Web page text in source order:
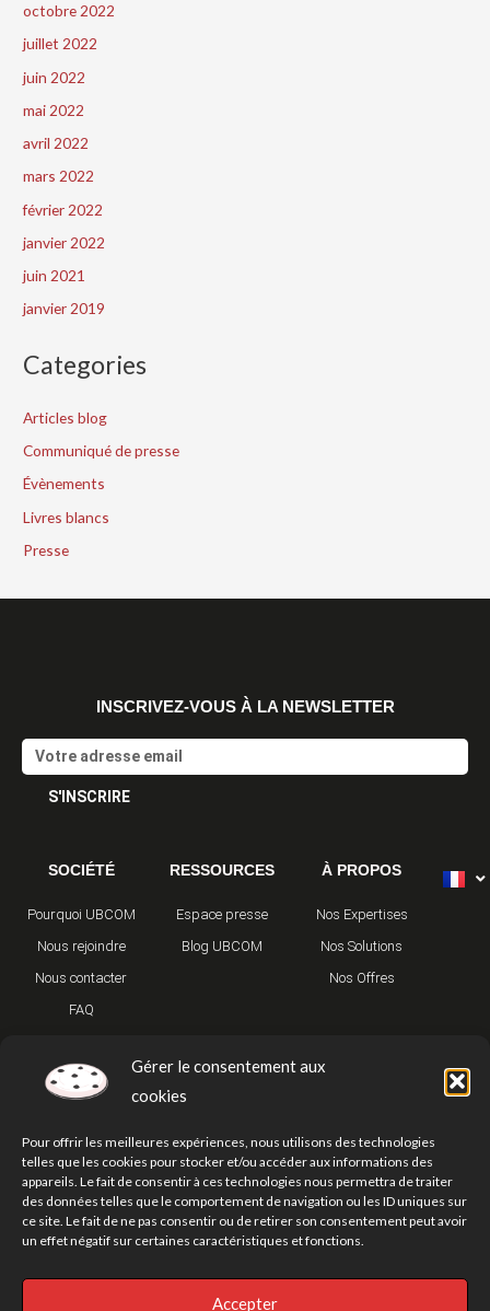
Gérer le consentement aux
cookies
Pour offrir les meilleures expériences, nous utilisons des technologies
telles que les cookies pour stocker et/ou accéder aux informations des
appareils. Le fait de consentir à ces technologies nous permettra de traiter
des données telles que le comportement de navigation ou les ID uniques sur
ce site. Le fait de ne pas consentir ou de retirer son consentement peut avoir
un effet négatif sur certaines caractéristiques et fonctions.
Accepter
octobre 2022
juillet 2022
juin 2022
mai 2022
avril 2022
mars 2022
février 2022
janvier 2022
juin 2021
janvier 2019
Categories
Articles blog
Communiqué de presse
Évènements
Livres blancs
Presse
INSCRIVEZ-VOUS À LA NEWSLETTER
Email
S'INSCRIRE
SOCIÉTÉ
Pourquoi UBCOM
Nous rejoindre
Nous contacter
FAQ
RESSOURCES
Espace presse
Blog UBCOM
À PROPOS
Nos Expertises
Nos Solutions
Nos Offres
T
w
i
t
r
Y
o
u
t
u
e
I
n
s
t
a
r
Politique de confidentialité Mentions légales